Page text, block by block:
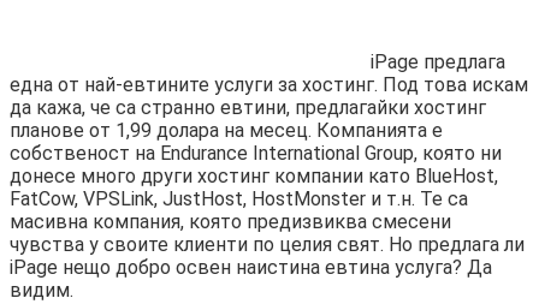
iPage предлага
една от най-евтините услуги за хостинг. Под това искам
да кажа, че са странно евтини, предлагайки хостинг
планове от 1,99 долара на месец. Компанията е
собственост на Endurance International Group, която ни
донесе много други хостинг компании като BlueHost,
FatCow, VPSLink, JustHost, HostMonster и т.н. Те са
масивна компания, която предизвиква смесени
чувства у своите клиенти по целия свят. Но предлага ли
iPage нещо добро освен наистина евтина услуга? Да
видим.